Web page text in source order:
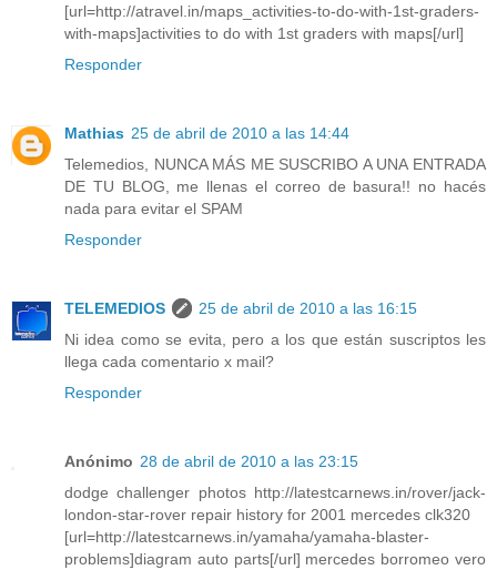
[url=http://atravel.in/maps_activities-to-do-with-1st-graders-
with-maps]activities to do with 1st graders with maps[/url]
Responder
Mathias 25 de abril de 2010 a las 14:44
Telemedios, NUNCA MÁS ME SUSCRIBO A UNA ENTRADA
DE TU BLOG, me llenas el correo de basura!! no hacés
nada para evitar el SPAM
Responder
TELEMEDIOS
25 de abril de 2010 a las 16:15
Ni idea como se evita, pero a los que están suscriptos les
llega cada comentario x mail?
Responder
Anónimo 28 de abril de 2010 a las 23:15
dodge challenger photos http://latestcarnews.in/rover/jack-
london-star-rover repair history for 2001 mercedes clk320
[url=http://latestcarnews.in/yamaha/yamaha-blaster-
problems]diagram auto parts[/url] mercedes borromeo vero